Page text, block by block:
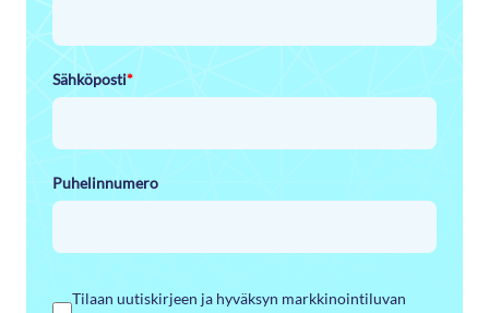
Sähköposti*
Puhelinnumero
Tilaan uutiskirjeen ja hyväksyn markkinointiluvan